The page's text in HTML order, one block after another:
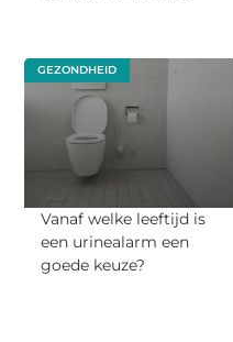
GEZONDHEID
Vanaf welke leeftijd is
een urinealarm een
goede keuze?